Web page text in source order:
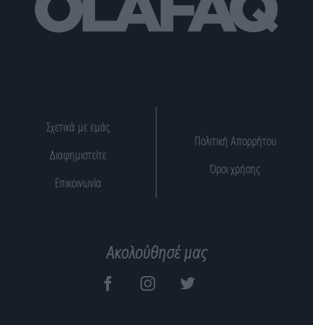
Σχετικά με εμάς
Διαφημιστείτε
Επικοινωνία
Πολιτική Απορρήτου
Όροι χρήσης
Ακολούθησέ μας